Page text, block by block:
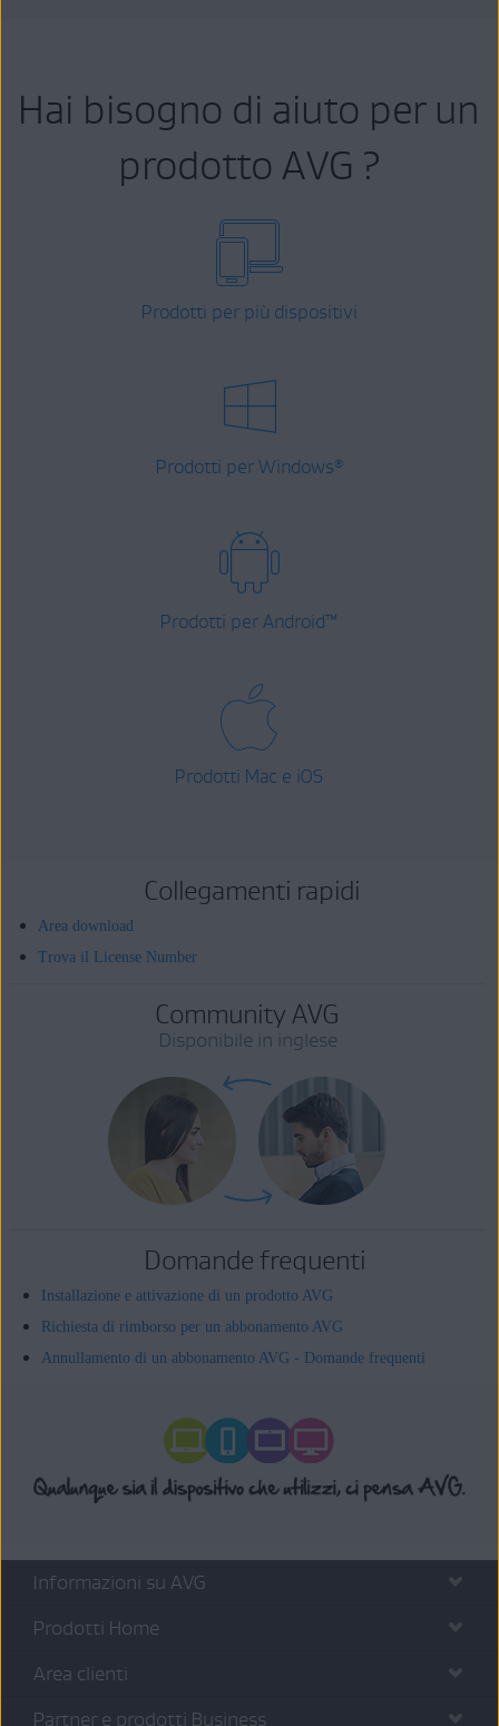
Hai bisogno di aiuto per un
prodotto AVG ?
Prodotti per più dispositivi
Prodotti per Windows®
Prodotti per Android™
Prodotti Mac e iOS
Collegamenti rapidi
Area download
Trova il License Number
Community AVG
Disponibile in inglese
Domande frequenti
Installazione e attivazione di un prodotto AVG
Richiesta di rimborso per un abbonamento AVG
Annullamento di un abbonamento AVG - Domande frequenti
Informazioni su AVG
Prodotti Home
Area clienti
Partner e prodotti Business